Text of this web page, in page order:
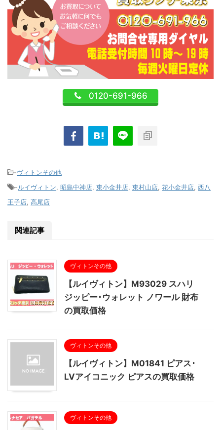
0120-691-966
-ヴィトンその他
-ルイヴィトン, 昭島中神店, 東小金井店, 東村山店, 花小金井店, 西八
王子店, 高尾店
関連記事
ヴィトンその他
【ルイヴィトン】M93029 スハリ
ジッピー･ウォレット ノワール 財布
の買取価格
ヴィトンその他
【ルイヴィトン】M01841 ピアス･
LVアイコニック ピアスの買取価格
ヴィトンその他